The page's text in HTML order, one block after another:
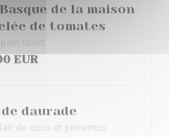
de la maison
de tomates
toast
EUR
daurade
de coco et pimientos